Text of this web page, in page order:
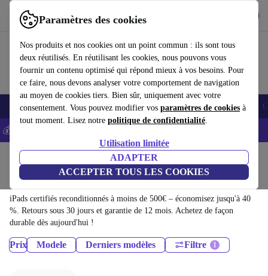
Paramètres des cookies
Nos produits et nos cookies ont un point commun : ils sont tous
deux réutilisés. En réutilisant les cookies, nous pouvons vous
fournir un contenu optimisé qui répond mieux à vos besoins. Pour
ce faire, nous devons analyser votre comportement de navigation
au moyen de cookies tiers. Bien sûr, uniquement avec votre
consentement. Vous pouvez modifier vos paramètres de cookies à
tout moment. Lisez notre politique de confidentialité.
Utilisation limitée
ADAPTER
ACCEPTER TOUS LES COOKIES
Utilisez refurbed rapidement et facilement
Smartphones Laptops Tablettes Montres connectées Accessoires
💰-5% EXTRA sur les iPhones – Code: IPHONEDEAL -
iPads:
iPads certifiés reconditionnés à moins de 500€ – économisez jusqu'à 40
%. Retours sous 30 jours et garantie de 12 mois. Achetez de façon
durable dès aujourd'hui !
Prix Modele Derniers modèles Filtre